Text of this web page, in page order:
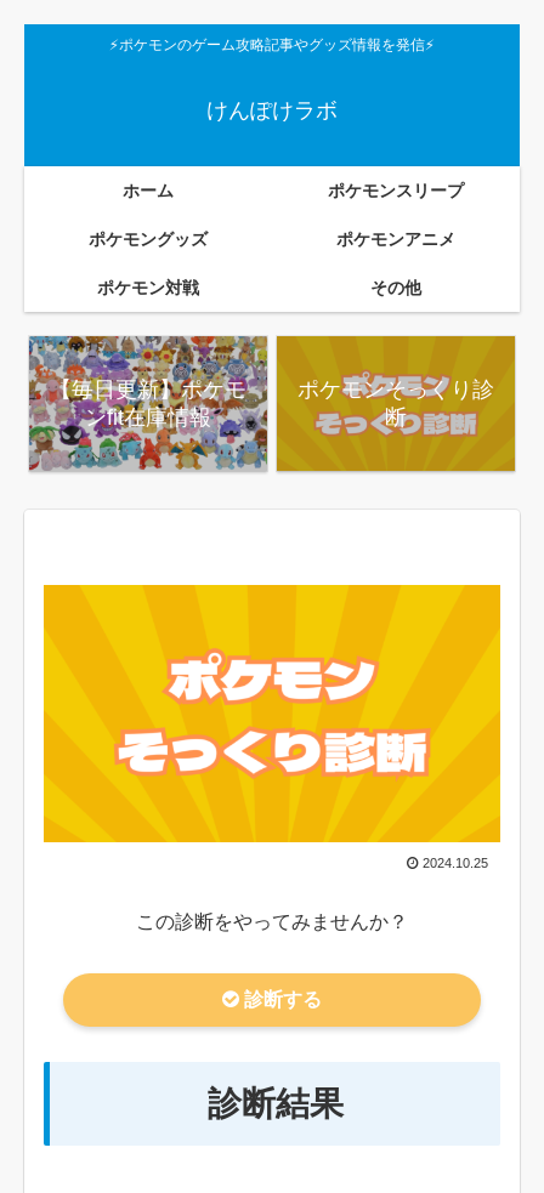
⚡ポケモンのゲーム攻略記事やグッズ情報を発信⚡
けんぽけラボ
ホーム ポケモンスリープ
ポケモングッズ ポケモンアニメ
ポケモン対戦 その他
【毎日更新】ポケモ
ンfit在庫情報
ポケモンそっくり診
断
2024.10.25
この診断をやってみませんか？
診断する
診断結果